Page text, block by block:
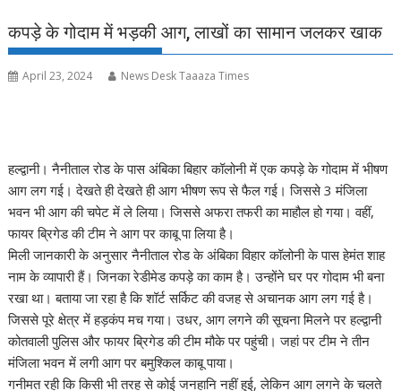
कपड़े के गोदाम में भड़की आग, लाखों का सामान जलकर खाक
April 23, 2024 News Desk Taaaza Times
हल्द्वानी। नैनीताल रोड के पास अंबिका बिहार कॉलोनी में एक कपड़े के गोदाम में भीषण
आग लग गई। देखते ही देखते ही आग भीषण रूप से फैल गई। जिससे 3 मंजिला
भवन भी आग की चपेट में ले लिया। जिससे अफरा तफरी का माहौल हो गया। वहीं,
फायर ब्रिगेड की टीम ने आग पर काबू पा लिया है।
मिली जानकारी के अनुसार नैनीताल रोड के अंबिका विहार कॉलोनी के पास हेमंत शाह
नाम के व्यापारी हैं। जिनका रेडीमेड कपड़े का काम है। उन्होंने घर पर गोदाम भी बना
रखा था। बताया जा रहा है कि शॉर्ट सर्किट की वजह से अचानक आग लग गई है।
जिससे पूरे क्षेत्र में हड़कंप मच गया। उधर, आग लगने की सूचना मिलने पर हल्द्वानी
कोतवाली पुलिस और फायर ब्रिगेड की टीम मौके पर पहुंची। जहां पर टीम ने तीन
मंजिला भवन में लगी आग पर बमुश्किल काबू पाया।
गनीमत रही कि किसी भी तरह से कोई जनहानि नहीं हुई, लेकिन आग लगने के चलते